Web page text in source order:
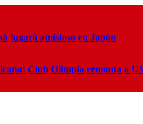
jugará amistoso en Japón
Club Olimpia remonta a